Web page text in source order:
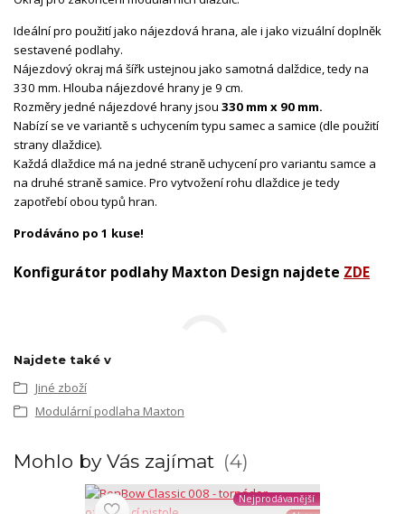
Ideální pro použití jako nájezdová hrana, ale i jako vizuální doplněk
sestavené podlahy.
Nájezdový okraj má šířk ustejnou jako samotná dalždice, tedy na
330 mm. Hlouba nájezdové hrany je 9 cm.
Rozměry jedné nájezdové hrany jsou 330 mm x 90 mm.
Nabízí se ve variantě s uchycením typu samec a samice (dle použití
strany dlaždice).
Každá dlaždice má na jedné straně uchycení pro variantu samce a
na druhé straně samice. Pro vytvožení rohu dlaždice je tedy
zapotřebí obou typů hran.
Prodáváno po 1 kuse!
Konfigurátor podlahy Maxton Design najdete ZDE
Najdete také v
Jiné zboží
Modulární podlaha Maxton
Mohlo by Vás zajímat 4
Nejprodávanější